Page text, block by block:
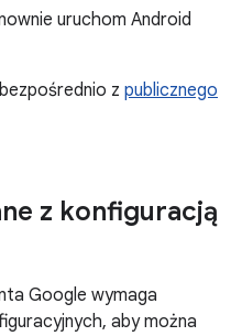
uruchom Android
z publicznego
z konfiguracją
Google wymaga
aby można